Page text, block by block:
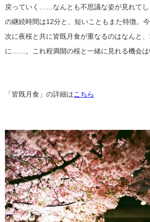
戻っていく……なんとも不思議な姿が見れてし
の継続時間は12分と、短いこともまた特徴。今
次に夜桜と共に皆既月食が重なるのはなんと
に……。これ程満開の桜と一緒に見れる機会は
「皆既月食」の詳細は こちら